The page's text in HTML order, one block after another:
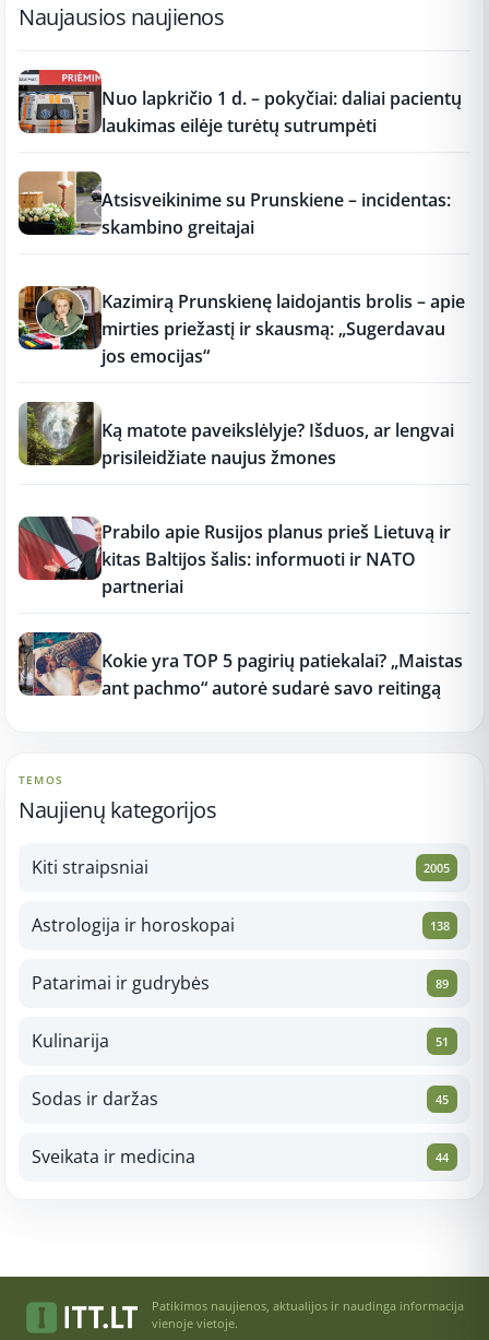
Naujausios naujienos
Nuo lapkričio 1 d. – pokyčiai: daliai pacientų
laukimas eilėje turėtų sutrumpėti
Atsisveikinime su Prunskiene – incidentas:
skambino greitajai
Kazimirą Prunskienę laidojantis brolis – apie
mirties priežastį ir skausmą: „Sugerdavau
jos emocijas“
Ką matote paveikslėlyje? Išduos, ar lengvai
prisileidžiate naujus žmones
Prabilo apie Rusijos planus prieš Lietuvą ir
kitas Baltijos šalis: informuoti ir NATO
partneriai
Kokie yra TOP 5 pagirių patiekalai? „Maistas
ant pachmo“ autorė sudarė savo reitingą
TEMOS
Naujienų kategorijos
Kiti straipsniai 2005
Astrologija ir horoskopai 138
Patarimai ir gudrybės 89
Kulinarija 51
Sodas ir daržas 45
Sveikata ir medicina 44
Patikimos naujienos, aktualijos ir naudinga informacija
vienoje vietoje.